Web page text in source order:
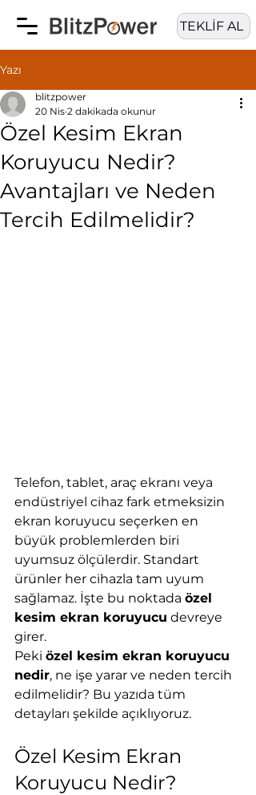
TEKLİF AL
Yazı
Özel Kesim Ekran
Koruyucu Nedir?
Avantajları ve Neden
Tercih Edilmelidir?
blitzpower
20 Nis 2 dakikada okunur
Telefon, tablet, araç ekranı veya
endüstriyel cihaz fark etmeksizin
ekran koruyucu seçerken en
büyük problemlerden biri
uyumsuz ölçülerdir. Standart
ürünler her cihazla tam uyum
sağlamaz. İşte bu noktada özel
kesim ekran koruyucu devreye
girer.
Peki özel kesim ekran koruyucu
nedir, ne işe yarar ve neden tercih
edilmelidir? Bu yazıda tüm
detayları şekilde açıklıyoruz.
Özel Kesim Ekran
Koruyucu Nedir?